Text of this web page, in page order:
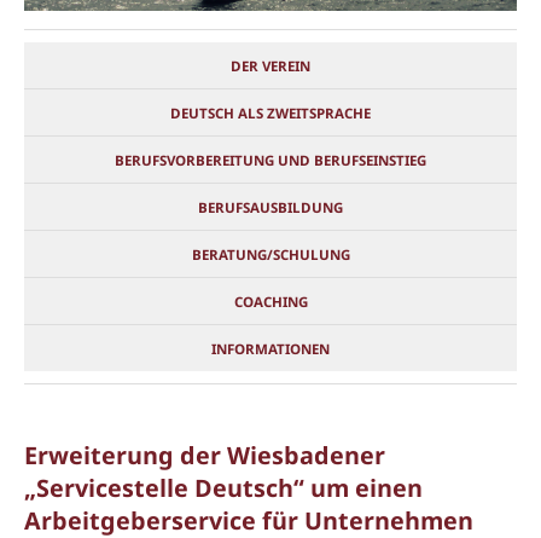
DER VEREIN
DEUTSCH ALS ZWEITSPRACHE
BERUFSVORBEREITUNG UND BERUFSEINSTIEG
BERUFSAUSBILDUNG
BERATUNG/SCHULUNG
COACHING
INFORMATIONEN
Erweiterung der Wiesbadener
„Servicestelle Deutsch“ um einen
Arbeitgeberservice für Unternehmen